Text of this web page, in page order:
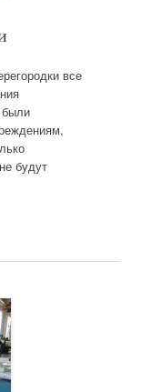
все
будут